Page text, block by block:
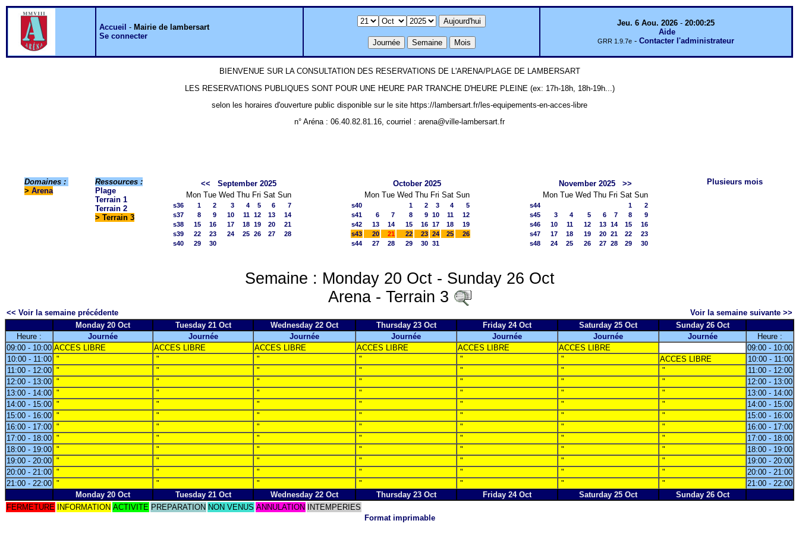
Accueil - Mairie de lambersart
Se connecter
Jeu. 6 Aou. 2026 - 20:00:25
Aide
GRR 1.9.7e - Contacter l'administrateur
BIENVENUE SUR LA CONSULTATION DES RESERVATIONS DE L'ARENA/PLAGE DE LAMBERSART
LES RESERVATIONS PUBLIQUES SONT POUR UNE HEURE PAR TRANCHE D'HEURE PLEINE (ex: 17h-18h, 18h-19h...)
selon les horaires d'ouverture public disponible sur le site https://lambersart.fr/les-equipements-en-acces-libre
n° Aréna : 06.40.82.81.16, courriel : arena@ville-lambersart.fr
Domaines :
> Arena
Ressources :
Plage
Terrain 1
Terrain 2
> Terrain 3
<<
September 2025
Mon Tue Wed Thu Fri Sat Sun
s36 1 2 3 4 5 6
7
s37
8 9 10 11 12 13
14
s38
15 16 17 18 19 20
21
s39
22 23 24 25 26 27
28
s40
29 30
October 2025
Mon Tue Wed Thu Fri Sat Sun
s40 1 2 3 4
5
s41
6 7 8 9 10 11
12
s42
13 14 15 16 17 18
19
s43
20 21 22 23 24 25
26
s44
27 28 29 30 31
November 2025
>>
Mon Tue Wed Thu Fri Sat Sun
s44 1
2
s45
3 4 5 6 7 8
9
s46
10 11 12 13 14 15
16
s47
17 18 19 20 21 22
23
s48
24 25 26 27 28 29 30
Plusieurs mois
Semaine : Monday 20 Oct - Sunday 26 Oct
Arena - Terrain 3
<< Voir la semaine précédente
Voir la semaine suivante >>
Monday 20 Oct
Tuesday 21 Oct Wednesday 22 Oct Thursday 23 Oct Friday 24 Oct Saturday 25 Oct
Sunday 26 Oct
Heure :
Journée Journée Journée Journée Journée Journée Journée
Heure :
09:00 - 10:00 ACCES LIBRE ACCES LIBRE ACCES LIBRE ACCES LIBRE ACCES LIBRE ACCES LIBRE
09:00 - 10:00
10:00 - 11:00 " " " " " " ACCES LIBRE
10:00 - 11:00
11:00 - 12:00 " " " " " " "
11:00 - 12:00
12:00 - 13:00 " " " " " " "
12:00 - 13:00
13:00 - 14:00 " " " " " " "
13:00 - 14:00
14:00 - 15:00 " " " " " " "
14:00 - 15:00
15:00 - 16:00 " " " " " " "
15:00 - 16:00
16:00 - 17:00 " " " " " " "
16:00 - 17:00
17:00 - 18:00 " " " " " " "
17:00 - 18:00
18:00 - 19:00 " " " " " " "
18:00 - 19:00
19:00 - 20:00 " " " " " " "
19:00 - 20:00
20:00 - 21:00 " " " " " " "
20:00 - 21:00
21:00 - 22:00 " " " " " " "
21:00 - 22:00
Monday 20 Oct
Tuesday 21 Oct Wednesday 22 Oct Thursday 23 Oct Friday 24 Oct Saturday 25 Oct
Sunday 26 Oct
FERMETURE
INFORMATION ACTIVITE PREPARATION NON VENUS ANNULATION
INTEMPERIES
Format imprimable